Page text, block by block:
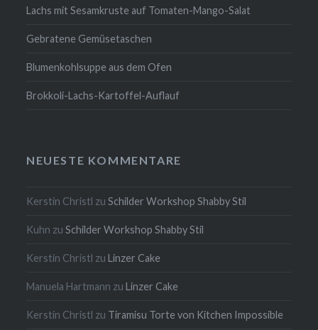
Lachs mit Sesamkruste auf Tomaten-Mango-Salat
Gebratene Gemüsetaschen
Blumenkohlsuppe aus dem Ofen
Brokkoli-Lachs-Kartoffel-Auflauf
NEUESTE KOMMENTARE
Kerstin Christl zuSchilder Workshop Shabby Stil
Kuhn zuSchilder Workshop Shabby Stil
Kerstin Christl zuLinzer Cake
Manuela Hartmann zuLinzer Cake
Kerstin Christl zu Tiramisu Torte von Kitchen Impossible